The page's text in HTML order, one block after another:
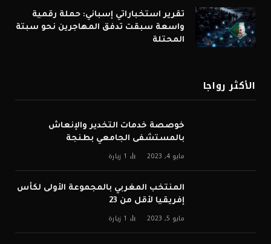
تقرير استخباراتي إسباني: حملة رقمية
واسعة سبقت تدفق المهاجرين نحو سبتة
المحتلة
الأكثر رواجا
خوصصة خدمات التخدير والإنعاش
بالمستشفى الجامعي بطنجة
مايو 4, 2023 1 زيارة
المنتخب المغربي بالمجموعة الأولى لكأس
إفريقيا لأقل من 23
مايو 5, 2023 1 زيارة